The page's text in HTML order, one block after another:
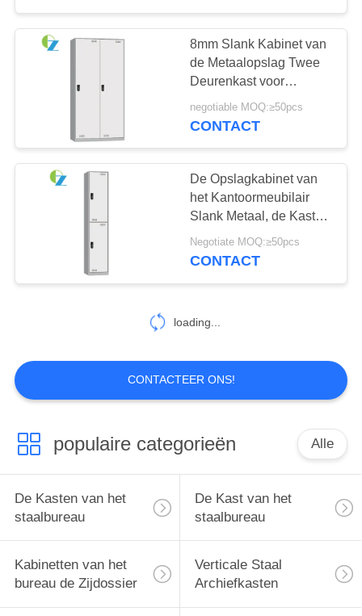
8mm Slank Kabinet van
de Metaalopslag Twee
Deurenkast voor
Bureau/School/Club
negotiable MOQ:≥50pcs
CONTACT
De Opslagkabinet van
het Kantoormeubilair
Slank Metaal, de Kast
van het 2 Deurenstaal
met Kast
Negotiate MOQ:≥50pcs
CONTACT
loading...
CONTACTEER ONS!
populaire categorieën Alle
De Kasten van het
staalbureau
De Kast van het
staalbureau
Kabinetten van het
bureau de Zijdossier
Verticale Staal
Archiefkasten